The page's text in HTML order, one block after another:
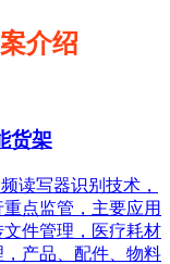
介绍
货架
读写器识别技术，
点监管，主要应用
件管理，医疗耗材
产品、配件、物料